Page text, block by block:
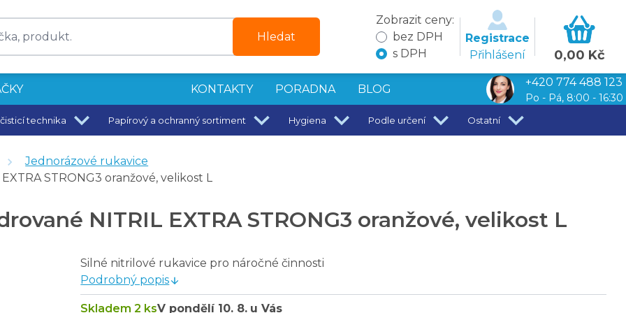
Hledat
Zobrazit ceny:
bez DPH
s DPH
Registrace
Přihlášení
0,00 Kč
KONTAKTY PORADNA BLOG
+420 774 488 123
Po - Pá, 8:00 - 16:30
technika Papírový a ochranný sortiment Hygiena Podle určení Ostatní
oranžové, velikost S
Jednorázové rukavice
STRONG3 oranžové, velikost L
NITRIL EXTRA STRONG3 oranžové, velikost L
Silné nitrilové rukavice pro náročné činnosti
Podrobný popis
Skladem 2 ksV pondělí 10. 8. u Vás